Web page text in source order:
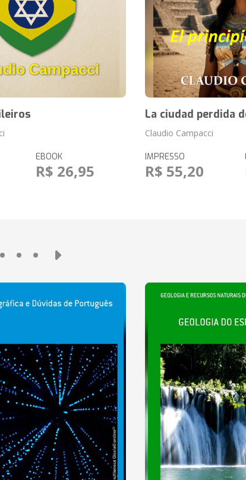
EBOOK
R$ 26,95
La ciudad perdida
Claudio Campacci
IMPRESSO
R$ 55,20